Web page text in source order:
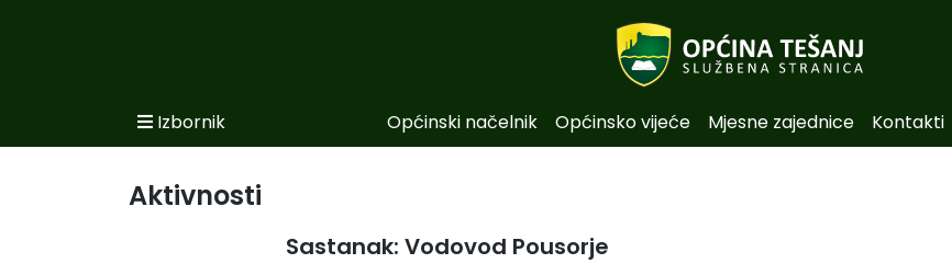
Izbornik Općinski načelnik Općinsko vijeće Mjesne zajednice Kontakti
Novosti po kategorijama
Aktivnosti
Sastanak: Vodovod Pousorje